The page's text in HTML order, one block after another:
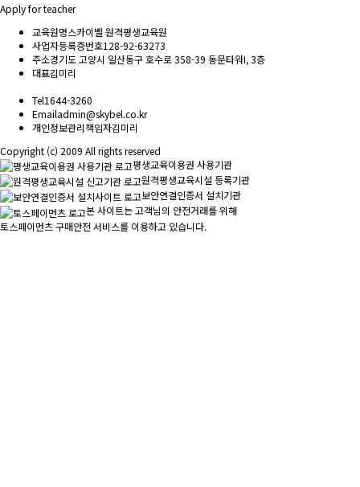
Apply for teacher
교육원명스카이벨 원격평생교육원
사업자등록증번호128-92-63273
주소경기도 고양시 일산동구 호수로 358-39 동문타워I, 3층
대표김미리
Tel1644-3260
Emailadmin@skybel.co.kr
개인정보관리책임자김미리
Copyright (c) 2009 All rights reserved
평생교육이용권 사용기관
원격평생교육시설 등록기관
보안연결인증서 설치기관
본 사이트는 고객님의 안전거래를 위해
토스페이먼츠 구매안전 서비스를 이용하고 있습니다.